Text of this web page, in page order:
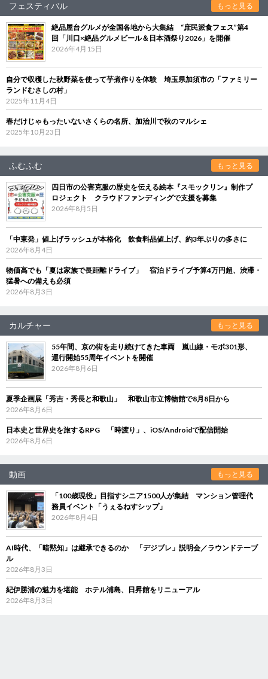
フェスティバル もっと見る
絶品屋台グルメが全国各地から大集結 “庶民派食フェス”第4
回「川口×絶品グルメビール＆日本酒祭り2026」を開催
2026年4月15日
自分で収穫した秋野菜を使って芋煮作りを体験 埼玉県加須市の「ファミリー
ランドむさしの村」
2025年11月4日
春だけじゃもったいないさくらの名所、加治川で秋のマルシェ
2025年10月23日
ふむふむ もっと見る
四日市の公害克服の歴史を伝える絵本『スモックリン』制作プ
ロジェクト クラウドファンディングで支援を募集
2026年8月5日
「中東発」値上げラッシュが本格化 飲食料品値上げ、約3年ぶりの多さに
2026年8月4日
物価高でも「夏は家族で長距離ドライブ」 宿泊ドライブ予算4万円超、渋滞・
猛暑への備えも必須
2026年8月3日
カルチャー もっと見る
55年間、京の街を走り続けてきた車両 嵐山線・モボ301形、
運行開始55周年イベントを開催
2026年8月6日
夏季企画展「秀吉・秀長と和歌山」 和歌山市立博物館で8月8日から
2026年8月6日
日本史と世界史を旅するRPG 「時渡り」、iOS/Androidで配信開始
2026年8月6日
動画 もっと見る
「100歳現役」目指すシニア1500人が集結 マンション管理代
務員イベント「うぇるねすシップ」
2026年8月4日
AI時代、「暗黙知」は継承できるのか 「デジブレ」説明会／ラウンドテーブ
ル
2026年8月3日
紀伊勝浦の魅力を堪能 ホテル浦島、日昇館をリニューアル
2026年8月3日